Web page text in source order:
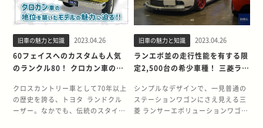
現在でも人気の理由は圧倒的なデザ
イン性の高さでしょう。 何かを真似
して作ったわけではないのに、懐か
しさを感じるレトロ感。さらに、冒
険というテーマをしっかりと表現し
ていて、すぐにでもどこかに出かけ
イン上の魅力を内外装それぞれ紹介
します。 モチーフはサファリを旅す
る冒険者の衣類 ノスタルジックなデ
940kgの車体を軽快にドライブしま
した。 さらにベレットGTには、当
時の市販車としては最新とも呼べる
技術によって、高い走行性能を実現
します。サスペンションは4輪独立
懸架、ステアリング機構はラック＆
ロントのみ）、4速MTなど、名称だ
けであれば現在のクルマとほぼ遜色
のない技術と装備が投入されまし
ーの販売が難しかった時代に、メー
カー純正のチューニングカーが生産
されたことは画期的なことでした。
限定生産ながら4世代も投入された
サバンナ RX-7アンフィニシリーズ 2
代目マツダ サバンナ RX-7のメーカ
販売されたアンフィニシリーズは、
ピュアスポーツとして徹底的にこだ
わって開発されました。 全モデル2
ーの統廃合が進められる懸念が生じ
ました。軽自動車のみの生産実績で
は、今後の開発に制限がかかるおそ
れがあったためです。 また、本田宗
一郎氏はすでに世界を見ていて、世
界に通用するボディサイズで作ろう
っています。いずれにせよ、本田宗
一郎氏が迷いなく作り上げたクルマ
がこの世に送り出されなかったこと
ボルボ 850 T-5R エステートが誕生
した直接のきっかけは、850でのレ
ースへの参戦です。ボルボはかつて
240ターボでレースに参戦し、直線
基調のボディスタイルと輝かしい実
績を評して「空飛ぶレンガ」と呼ば
れました。 「空飛ぶレンガの再来」
ですが、さらにボルボの選んだ参戦
車輌が注目を集めます。レースでは
不利といわれるステーションワゴ
の大幅な縮小に成功。さらに、当時
BMCが生産していたエンジンのなか
で最小の850ccクラスのAシリーズ
エンジンを搭載し、コンパクトサイ
ズでありながら居住空間は広い画期
的なミニが生まれました。 ミニの名
を世界に知らしめたレース参戦 ミニ
が、「ミニ・クーパー」という名で
覚えている方も多いのではないでし
ょうか。「クーパー」は、正確には
が、サファリはランドクルーザーと
並んで国家警察（現在の警視庁）に
納車されました。 日産は培ってきた
トラック生産の経験に加え、ジープ
やダッジの下請け修理から学んだ経
験をいかし、4W60を独自開発。
「パトロール」の愛称で呼ばれた
4W60は国家警察に納品後も改良を
重ね、消防や医療、建設といった業
務用車両として販路を拡大しまし
は、国内のみならず海外からも高い
評価を受け、1984年のモデルチェン
ジまで24年も生産され続けました。
本格クロカン車としての信頼性とデ
ザイン性の高さから、世界で100万
台もの売上を記録。ランクル40発売
終了後も、特徴的な丸目ライトに挟
まれたグリル、左右独立して張り出
したフェンダーというスタイリング
にコアなファンは魅了され続けまし
振り返りつつ、人気が高まっている
理由を解説します。 挑戦的なデザイ
産の乗用車として初めてガルウィン
グドア（正式名称はバタフライウイ
ング）を採用したモデルです。当時
大衆車のイメージの強かったトヨタ
が、挑戦的なデザインのクルマを投
入したのには理由がありました。 ま
ずは、セラの開発背景と販売台数が
的にこだわって作られました。テス
タロッサの弱点を補って余りある進
す。 名車テスタロッサの後継車とし
て開発された512TR 512TRの前身、
テスタロッサは実に8年間に渡って
大きな変更がないまま販売されまし
た。その間、エンツォ・フェラーリ
の死去など社内体制が落ち着かなか
ったこともありますが、もともとそ
旧車の魅力と知識 2023.04.26
60フェイスへのカスタムも人気
のランクル80！ クロカン車の地
クロスカントリー車として70年以上
の歴史を誇る、トヨタ ランドクル
ーザー。なかでも、伝統のスタイリ
旧車の魅力と知識 2023.04.26
ランエボ並の走行性能を有する限
定2,500台の希少車種！ 三菱ラン
を紹介
シンプルなデザインで、一見普通の
ステーションワゴンにさえ見える三
菱 ランサーエボリューションワゴ